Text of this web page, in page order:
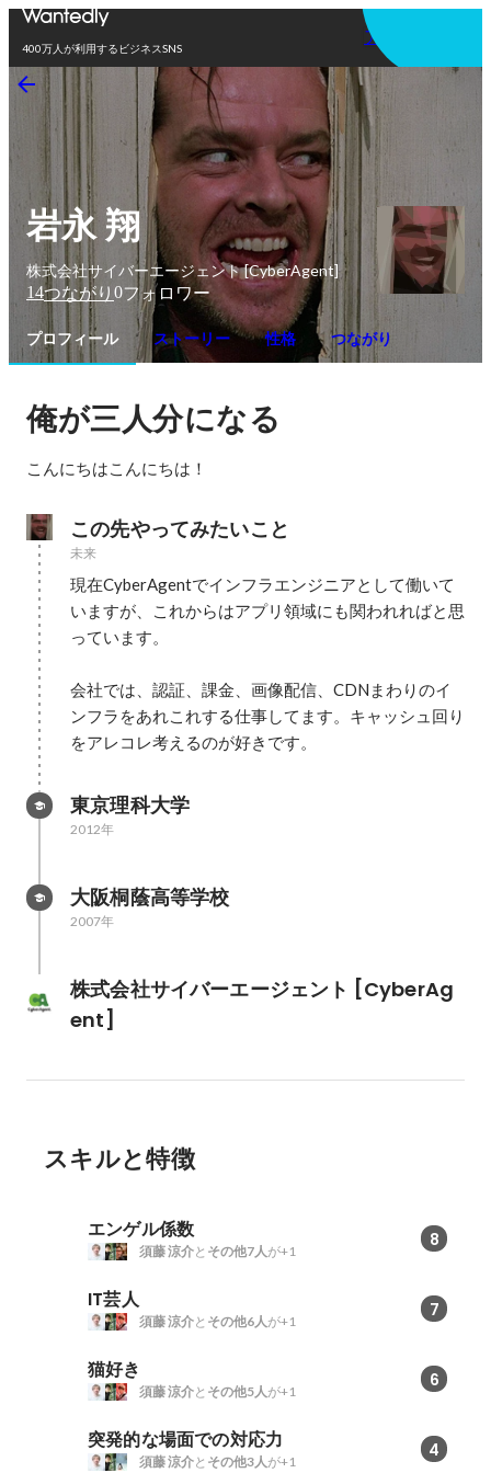
400万人が利用するビジネスSNS
アプリを使う
岩永 翔
株式会社サイバーエージェント [CyberAgent]
14つながり 0フォロワー
プロフィール ストーリー 性格 つながり
俺が三人分になる
こんにちはこんにちは！
この先やってみたいこと
未来
現在CyberAgentでインフラエンジニアとして働いて
いますが、これからはアプリ領域にも関われればと思
っています。
会社では、認証、課金、画像配信、CDNまわりのイ
ンフラをあれこれする仕事してます。キャッシュ回り
をアレコレ考えるのが好きです。
東京理科大学
2012年
大阪桐蔭高等学校
2007年
株式会社サイバーエージェント [CyberAg
ent]
スキルと特徴
エンゲル係数 8
須藤 涼介と その他7人が+1
IT芸人 7
須藤 涼介と その他6人が+1
猫好き 6
須藤 涼介と その他5人が+1
突発的な場面での対応力 4
須藤 涼介と その他3人が+1